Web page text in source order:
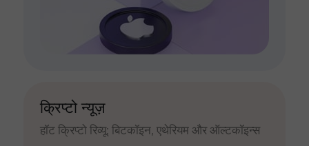
क्रिप्टो न्यूज़
हॉट क्रिप्टो रिव्यू: बिटकॉइन, एथेरियम और ऑल्टकॉइन्स